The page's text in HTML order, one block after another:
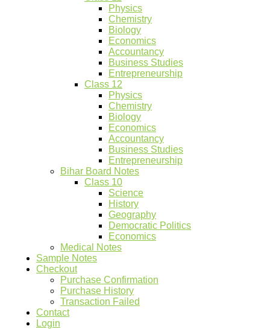
Physics
Chemistry
Biology
Economics
Accountancy
Business Studies
Entrepreneurship
Class 12
Physics
Chemistry
Biology
Economics
Accountancy
Business Studies
Entrepreneurship
Bihar Board Notes
Class 10
Science
History
Geography
Democratic Politics
Economics
Medical Notes
Sample Notes
Checkout
Purchase Confirmation
Purchase History
Transaction Failed
Contact
Login